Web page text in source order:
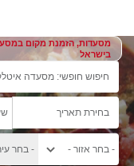
מסעדות, הזמנת מקום
בישראל